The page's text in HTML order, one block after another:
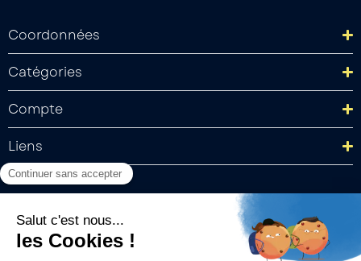
Coordonnées
Catégories
Compte
Liens
Politique de confidentialité